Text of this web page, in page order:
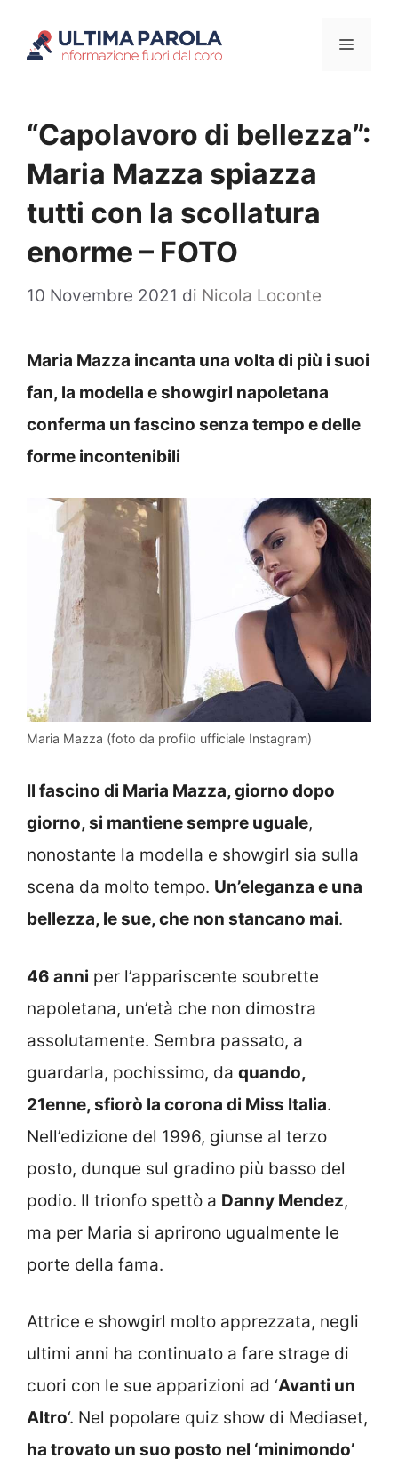
Menu
“Capolavoro di bellezza”:
Maria Mazza spiazza
tutti con la scollatura
enorme – FOTO
10 Novembre 2021 di Nicola Loconte
Maria Mazza incanta una volta di più i suoi
fan, la modella e showgirl napoletana
conferma un fascino senza tempo e delle
forme incontenibili
Maria Mazza (foto da profilo ufficiale Instagram)
Il fascino di Maria Mazza, giorno dopo
giorno, si mantiene sempre uguale,
nonostante la modella e showgirl sia sulla
scena da molto tempo. Un’eleganza e una
bellezza, le sue, che non stancano mai.
46 anni per l’appariscente soubrette
napoletana, un’età che non dimostra
assolutamente. Sembra passato, a
guardarla, pochissimo, da quando,
21enne, sfiorò la corona di Miss Italia.
Nell’edizione del 1996, giunse al terzo
posto, dunque sul gradino più basso del
podio. Il trionfo spettò a Danny Mendez,
ma per Maria si aprirono ugualmente le
porte della fama.
Attrice e showgirl molto apprezzata, negli
ultimi anni ha continuato a fare strage di
cuori con le sue apparizioni ad ‘Avanti un
Altro‘. Nel popolare quiz show di Mediaset,
ha trovato un suo posto nel ‘minimondo’